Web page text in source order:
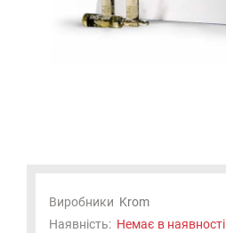
Виробники Krom
Наявність: Немає в наявності